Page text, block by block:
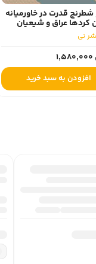
قدرت در خاورمیانه
کردها عراق و شیعیان
نی
افزودن به سبد خرید